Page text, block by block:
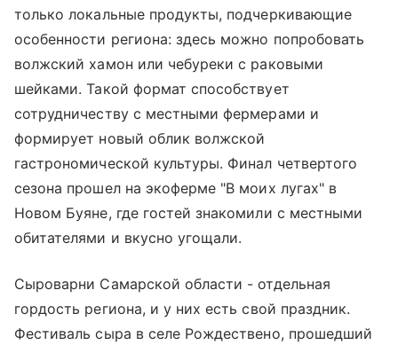
только локальные продукты, подчеркивающие
особенности региона: здесь можно попробовать
волжский хамон или чебуреки с раковыми
шейками. Такой формат способствует
сотрудничеству с местными фермерами и
формирует новый облик волжской
гастрономической культуры. Финал четвертого
сезона прошел на экоферме "В моих лугах" в
Новом Буяне, где гостей знакомили с местными
обитателями и вкусно угощали.
Сыроварни Самарской области - отдельная
гордость региона, и у них есть свой праздник.
Фестиваль сыра в селе Рождествено, прошедший